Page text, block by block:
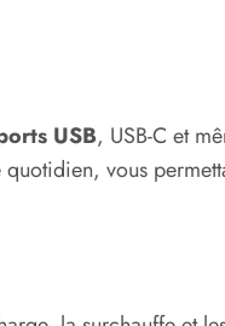
USB, USB-C et
vous